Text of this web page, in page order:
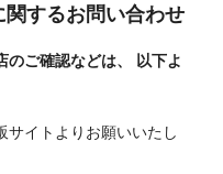
するお問い合わせ
ご確認などは、
以下よ
イトよりお願いいたし
合わせ